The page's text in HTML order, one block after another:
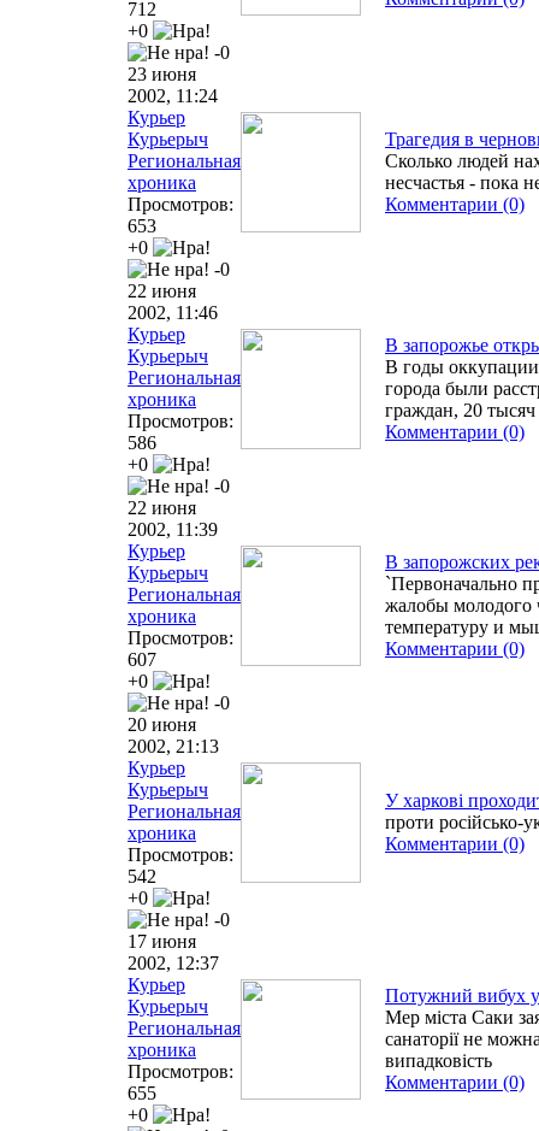
712
+0
-0
23 июня
2002, 11:24
Курьер
Курьерыч
Региональная
хроника
Просмотров:
653
+0
-0
Трагедия в
Сколько людей
несчастья - пока
Комментарии (0)
22 июня
2002, 11:46
Курьер
Курьерыч
Региональная
хроника
Просмотров:
586
+0
-0
В запорожье
В годы
города были
граждан, 20
Комментарии (0)
22 июня
2002, 11:39
Курьер
Курьерыч
Региональная
хроника
Просмотров:
607
+0
-0
В запорожских
`Первоначально
жалобы молодого
температуру и
Комментарии (0)
20 июня
2002, 21:13
Курьер
Курьерыч
Региональная
хроника
Просмотров:
542
+0
-0
У харкові
проти російсько-
Комментарии (0)
17 июня
2002, 12:37
Курьер
Курьерыч
Региональная
хроника
Просмотров:
655
+0
Потужний вибух у
Мер міста Саки
санаторії не
випадковість
Комментарии (0)